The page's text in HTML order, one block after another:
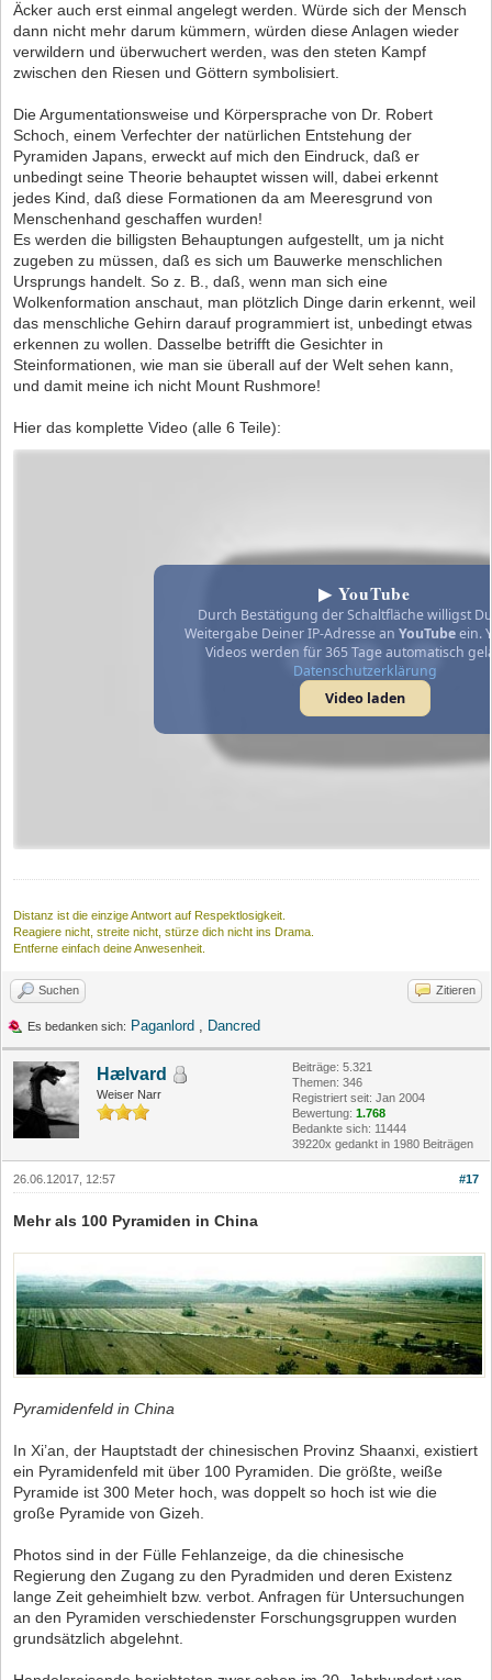
Äcker auch erst einmal angelegt werden. Würde sich der Mensch
dann nicht mehr darum kümmern, würden diese Anlagen wieder
verwildern und überwuchert werden, was den steten Kampf
zwischen den Riesen und Göttern symbolisiert.
Die Argumentationsweise und Körpersprache von Dr. Robert
Schoch, einem Verfechter der natürlichen Entstehung der
Pyramiden Japans, erweckt auf mich den Eindruck, daß er
unbedingt seine Theorie behauptet wissen will, dabei erkennt
jedes Kind, daß diese Formationen da am Meeresgrund von
Menschenhand geschaffen wurden!
Es werden die billigsten Behauptungen aufgestellt, um ja nicht
zugeben zu müssen, daß es sich um Bauwerke menschlichen
Ursprungs handelt. So z. B., daß, wenn man sich eine
Wolkenformation anschaut, man plötzlich Dinge darin erkennt, weil
das menschliche Gehirn darauf programmiert ist, unbedingt etwas
erkennen zu wollen. Dasselbe betrifft die Gesichter in
Steinformationen, wie man sie überall auf der Welt sehen kann,
und damit meine ich nicht Mount Rushmore!
Hier das komplette Video (alle 6 Teile):
▶ YouTube
Durch Bestätigung der Schaltfläche willigst
Weitergabe Deiner IP-Adresse an YouTubeein.
Videos werden für 365 Tage automatisch
Datenschutzerklärung
Video laden
Distanz ist die einzige Antwort auf Respektlosigkeit.
Reagiere nicht, streite nicht, stürze dich nicht ins Drama.
Entferne einfach deine Anwesenheit.
Suchen Zitieren
Es bedanken sich: Paganlord , Dancred
Hælvard
Weiser Narr
Beiträge: 5.321
Themen: 346
Registriert seit: Jan 2004
Bewertung: 1.768
Bedankte sich: 11444
39220x gedankt in 1980 Beiträgen
#17
26.06.12017, 12:57
Mehr als 100 Pyramiden in China
Pyramidenfeld in China
In Xi’an, der Hauptstadt der chinesischen Provinz Shaanxi, existiert
ein Pyramidenfeld mit über 100 Pyramiden. Die größte, weiße
Pyramide ist 300 Meter hoch, was doppelt so hoch ist wie die
große Pyramide von Gizeh.
Photos sind in der Fülle Fehlanzeige, da die chinesische
Regierung den Zugang zu den Pyradmiden und deren Existenz
lange Zeit geheimhielt bzw. verbot. Anfragen für Untersuchungen
an den Pyramiden verschiedenster Forschungsgruppen wurden
grundsätzlich abgelehnt.